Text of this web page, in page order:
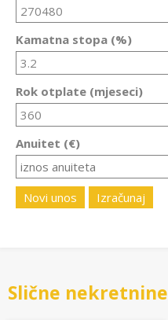
Kamatna stopa (%)
Rok otplate (mjeseci)
Anuitet (€)
Novi unos Izračunaj
Slične nekretnine